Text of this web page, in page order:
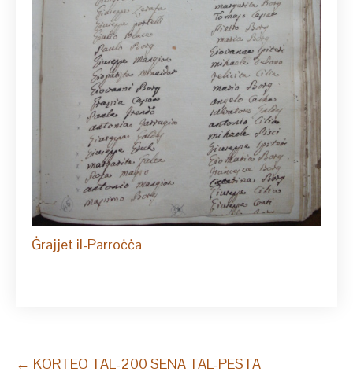
Ġrajjet il-Parroċċa
Post
navigation
← KORTEO TAL-200 SENA TAL-PESTA